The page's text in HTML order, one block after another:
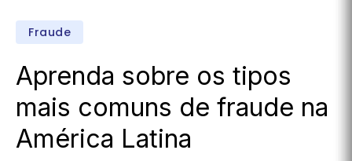
Fraude
Aprenda sobre os tipos
mais comuns de fraude na
América Latina